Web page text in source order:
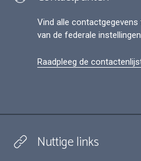
Vind alle
van de federale
Raadpleeg de
Nuttige links